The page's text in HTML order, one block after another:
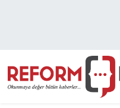
Hava Durumu